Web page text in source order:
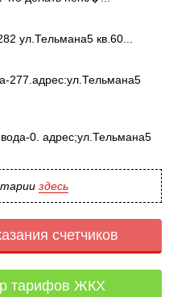
ул.Тельмана5 кв.60...
277.адрес:ул.Тельмана5
0. адрес;ул.Тельмана5
здесь
счетчиков
тарифов ЖКХ